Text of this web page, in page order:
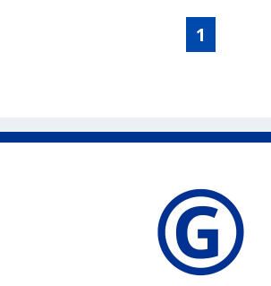
1